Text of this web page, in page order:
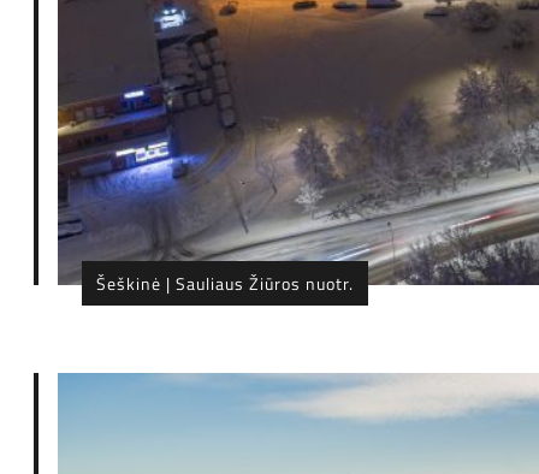
Šeškinė | Sauliaus Žiūros nuotr.